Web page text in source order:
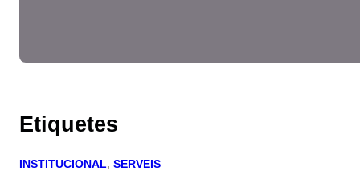
Etiquetes
INSTITUCIONAL, SERVEIS